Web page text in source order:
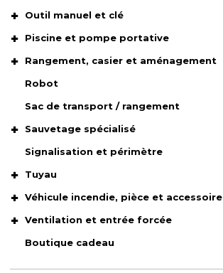
Outil manuel et clé
Piscine et pompe portative
Rangement, casier et aménagement
Robot
Sac de transport / rangement
Sauvetage spécialisé
Signalisation et périmètre
Tuyau
Véhicule incendie, pièce et accessoire
Ventilation et entrée forcée
Boutique cadeau